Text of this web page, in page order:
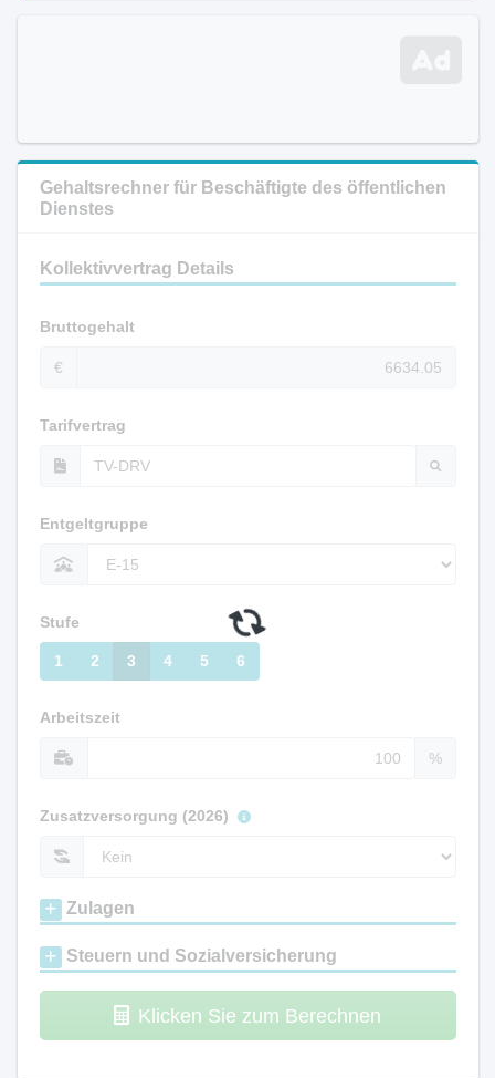
Gehaltsrechner für Beschäftigte des öffentlichen
Dienstes
Kollektivvertrag Details
Bruttogehalt
€
Tarifvertrag
Entgeltgruppe
Stufe
1 2 3 4 5 6
Arbeitszeit
%
Zusatzversorgung (2026)
Zulagen
Steuern und Sozialversicherung
Klicken Sie zum Berechnen